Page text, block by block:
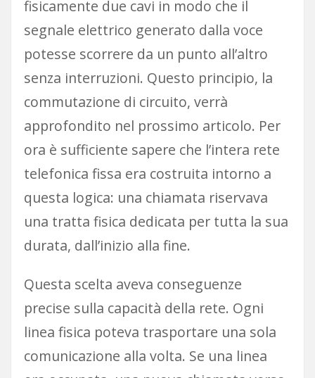
fisicamente due cavi in modo che il
segnale elettrico generato dalla voce
potesse scorrere da un punto all’altro
senza interruzioni. Questo principio, la
commutazione di circuito, verrà
approfondito nel prossimo articolo. Per
ora è sufficiente sapere che l’intera rete
telefonica fissa era costruita intorno a
questa logica: una chiamata riservava
una tratta fisica dedicata per tutta la sua
durata, dall’inizio alla fine.
Questa scelta aveva conseguenze
precise sulla capacità della rete. Ogni
linea fisica poteva trasportare una sola
comunicazione alla volta. Se una linea